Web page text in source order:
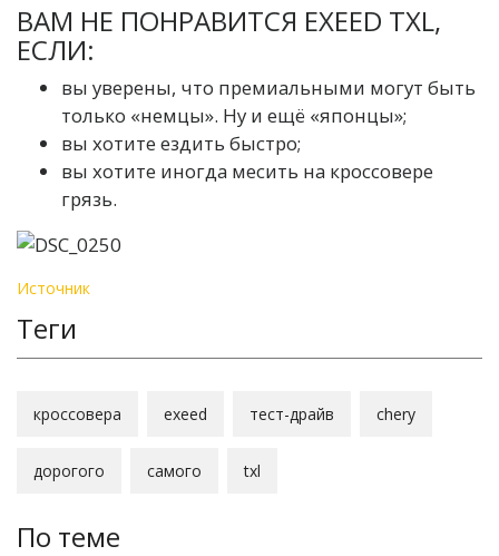
ВАМ НЕ ПОНРАВИТСЯ EXEED TXL,
ЕСЛИ:
вы уверены, что премиальными могут быть
только «немцы». Ну и ещё «японцы»;
вы хотите ездить быстро;
вы хотите иногда месить на кроссовере
грязь.
Источник
Теги
кроссовера exeed тест-драйв chery
дорогого самого txl
По теме